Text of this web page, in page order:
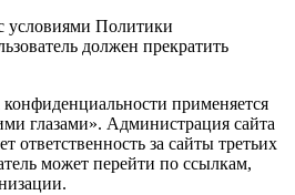
условиями Политики
должен прекратить
применяется
глазами». Администрация сайта
ответственность за сайты третьих
может перейти по ссылкам,